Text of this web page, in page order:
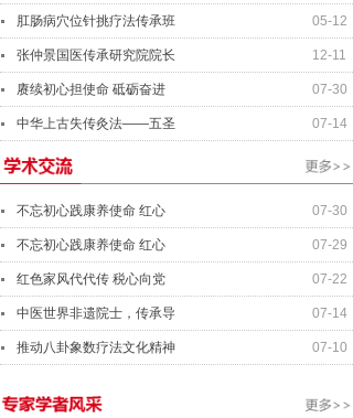
05-12
肛肠病穴位针挑疗法传承班
12-11
张仲景国医传承研究院院长
07-30
赓续初心担使命 砥砺奋进
07-14
中华上古失传灸法——五圣
07-30
不忘初心践康养使命 红心
07-29
不忘初心践康养使命 红心
07-22
红色家风代代传 税心向党
07-14
中医世界非遗院士，传承导
07-10
推动八卦象数疗法文化精神